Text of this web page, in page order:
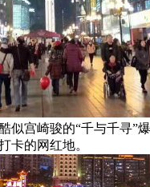
宫崎骏的“千与千寻”
卡的网红地。